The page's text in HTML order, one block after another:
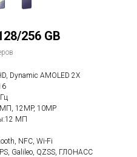
256 GB
Dynamic AMOLED 2X
12MP, 10MP
МП
NFC, Wi-Fi
Galileo, QZSS, ГЛОНАСС